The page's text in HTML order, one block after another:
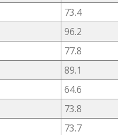
73.4
96.2
77.8
89.1
64.6
73.8
73.7